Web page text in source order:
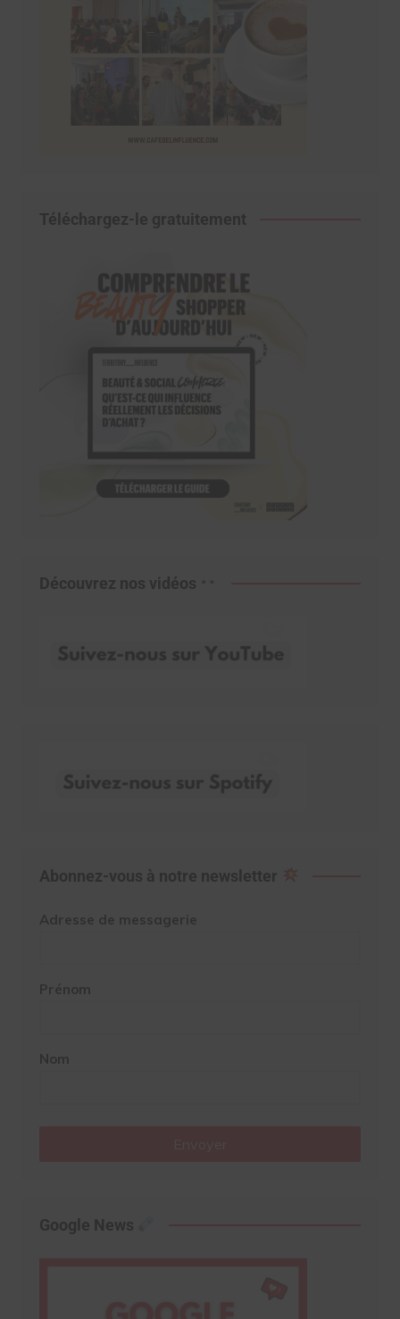
Téléchargez-le gratuitement
Découvrez nos vidéos
Abonnez-vous à notre newsletter
Adresse de messagerie
Prénom
Nom
Google News